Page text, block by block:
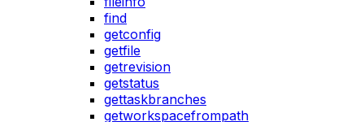
find
getconfig
getfile
getrevision
getstatus
gettaskbranches
getworkspacefrompath